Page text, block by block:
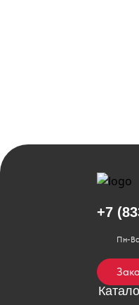
+7
Пн-